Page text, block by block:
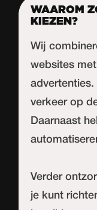
WAAROM
KIEZEN?
Wij
websites
verkeer op
Daarnaast
Verder
je kunt